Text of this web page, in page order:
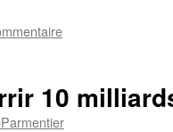
10